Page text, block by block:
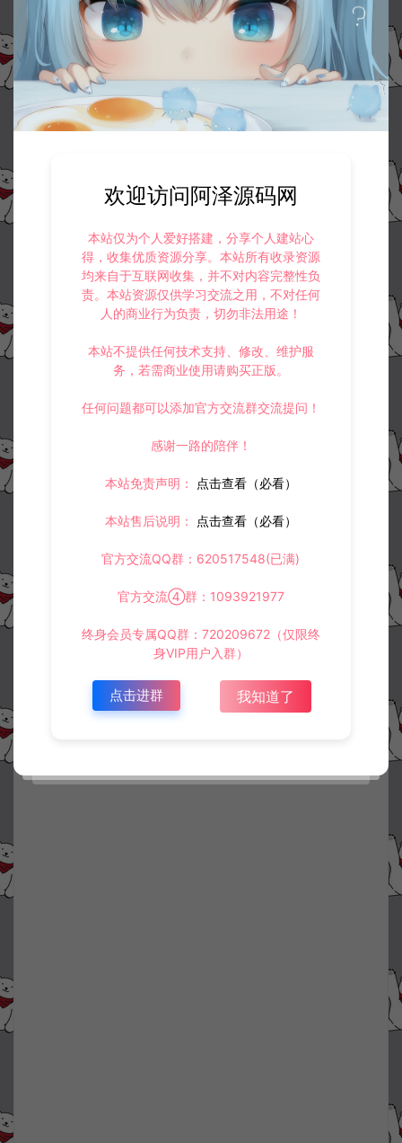
欢迎访问阿泽源码网
本站仅为个人爱好搭建，分享个人建站心
得，收集优质资源分享。本站所有收录资源
均来自于互联网收集，并不对内容完整性负
责。本站资源仅供学习交流之用，不对任何
人的商业行为负责，切勿非法用途！
本站不提供任何技术支持、修改、维护服
务，若需商业使用请购买正版。
任何问题都可以添加官方交流群交流提问！
感谢一路的陪伴！
本站免责声明： 点击查看（必看）
本站售后说明： 点击查看（必看）
官方交流QQ群：620517548(已满)
官方交流④群：1093921977
终身会员专属QQ群：720209672（仅限终
身VIP用户入群）
点击进群 我知道了